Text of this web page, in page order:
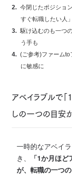
今閉じたポジショ
すぐ転職したい人
駆け込むのも一つ
う手も
(ご参考)ファーム
に敏感に
アベイラブルで
しの一つの目安
一時的なアベイ
き、
「1か月ほ
が、転職の一つ